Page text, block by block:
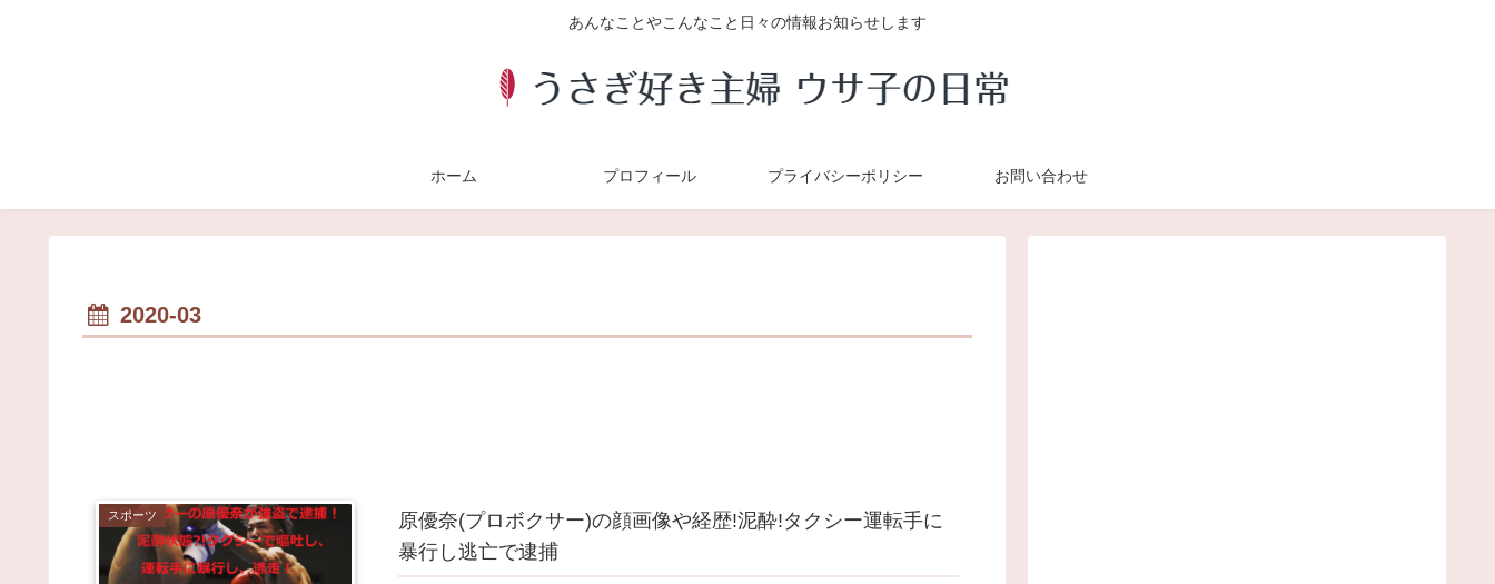
あんなことやこんなこと日々の情報お知らせします
ホーム プロフィール プライバシーポリシー お問い合わせ
2020-03
スポーツ
原優奈(プロボクサー)の顔画像や経歴!泥酔!タクシー運転手に
暴行し逃亡で逮捕